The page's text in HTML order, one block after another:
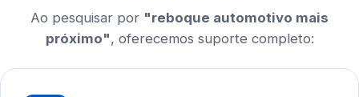
Ao pesquisar por "reboque automotivo mais
próximo", oferecemos suporte completo: